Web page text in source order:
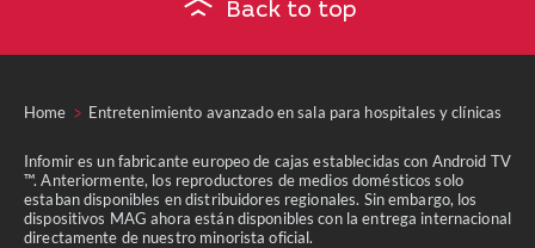
Back to top
Home Entretenimiento avanzado en sala para hospitales y clínicas
Infomir es un fabricante europeo de cajas establecidas con Android TV
™. Anteriormente, los reproductores de medios domésticos solo
estaban disponibles en distribuidores regionales. Sin embargo, los
dispositivos MAG ahora están disponibles con la entrega internacional
directamente de nuestro minorista oficial.